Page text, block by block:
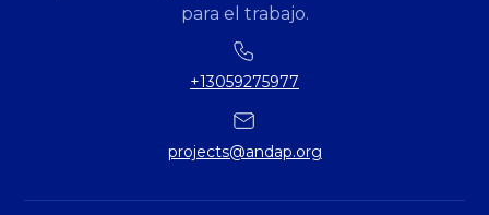
para el trabajo.
+13059275977
projects@andap.org